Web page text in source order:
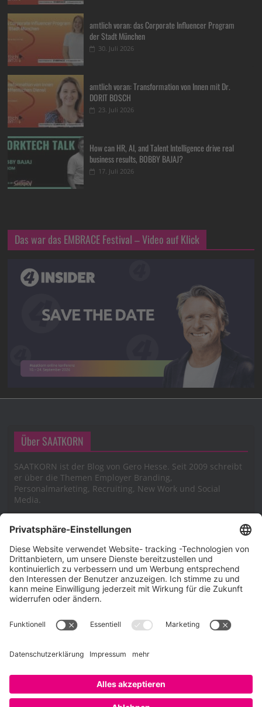
amtlich voran: das Corporate Influencer Program
der Stadt München
30. Juli 2026
amtlich voran: Transformation von Innen mit Dr.
DORIT BOSCH
23. Juli 2026
How can HR, AI, and Talent Intelligence drive real
business results, BOBBY BAJAJ?
17. Juli 2026
Das war das EMBRACE Festival – Video auf Klick
Über SAATKORN
SAATKORN ist der Blog von Gero Hesse. Seit 2009 schreibt
er über die Themen Employer Branding,
Personalmarketing, Recruiting, New Work und Social
Media.
Impressum
Impressum
Cookie-Richtlinie (EU)